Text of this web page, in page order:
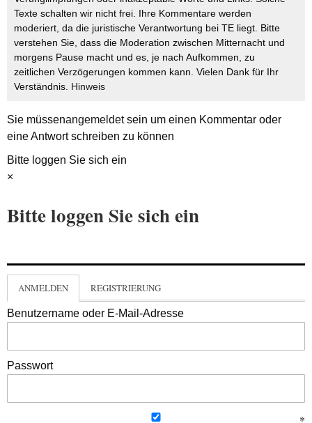
Texte schalten wir nicht frei. Ihre Kommentare werden
moderiert, da die juristische Verantwortung bei TE liegt. Bitte
verstehen Sie, dass die Moderation zwischen Mitternacht und
morgens Pause macht und es, je nach Aufkommen, zu
zeitlichen Verzögerungen kommen kann. Vielen Dank für Ihr
Verständnis. Hinweis
Sie müssenangemeldetsein um einen Kommentar oder
eine Antwort schreiben zu können
Bitte loggen Sie sich ein
×
Bitte loggen Sie sich ein
ANMELDEN REGISTRIERUNG
Benutzername oder E-Mail-Adresse
Passwort